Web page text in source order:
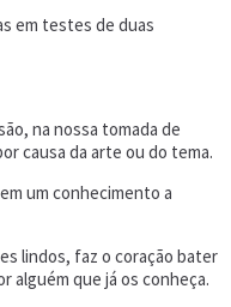
em testes de duas
na nossa tomada de
causa da arte ou do tema.
um conhecimento a
lindos, faz o coração bater
alguém que já os conheça.